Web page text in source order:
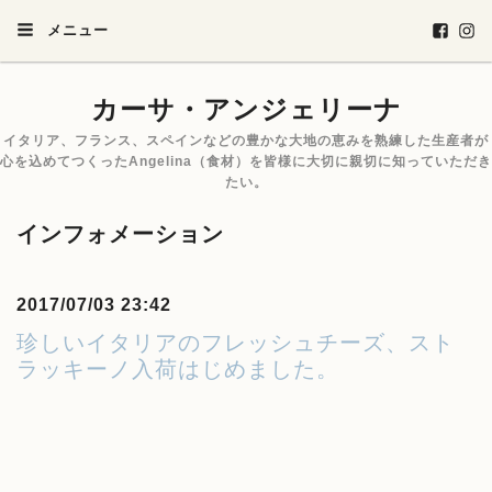
メニュー
カーサ・アンジェリーナ
イタリア、フランス、スペインなどの豊かな大地の恵みを熟練した生産者が
心を込めてつくったAngelina（食材）を皆様に大切に親切に知っていただき
たい。
インフォメーション
2017/07/03 23:42
珍しいイタリアのフレッシュチーズ、スト
ラッキーノ入荷はじめました。